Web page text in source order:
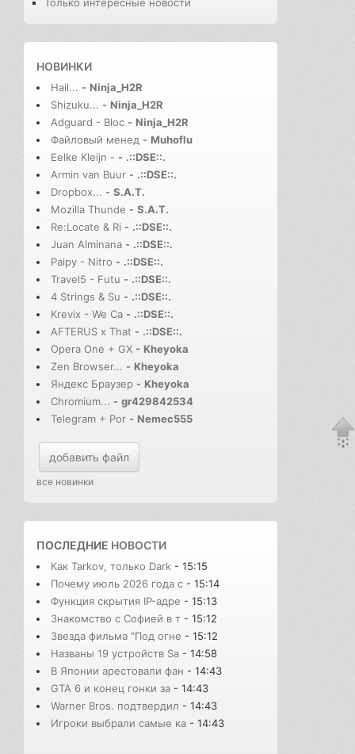
Только интересные новости
НОВИНКИ
Hail... - Ninja_H2R
Shizuku... - Ninja_H2R
Adguard - Bloc - Ninja_H2R
Файловый менед - Muhoflu
Eelke Kleijn - - .::DSE::.
Armin van Buur - .::DSE::.
Dropbox... - S.A.T.
Mozilla Thunde - S.A.T.
Re:Locate & Ri - .::DSE::.
Juan Alminana - .::DSE::.
Paipy - Nitro - .::DSE::.
Travel5 - Futu - .::DSE::.
4 Strings & Su - .::DSE::.
Krevix - We Ca - .::DSE::.
AFTERUS x That - .::DSE::.
Opera One + GX - Kheyoka
Zen Browser... - Kheyoka
Яндекс Браузер - Kheyoka
Chromium... - gr429842534
Telegram + Por - Nemec555
добавить файл
все новинки
ПОСЛЕДНИЕ НОВОСТИ
Как Tarkov, только Dark - 15:15
Почему июль 2026 года с - 15:14
Функция скрытия IP-адре - 15:13
Знакомство с Софией в т - 15:12
Звезда фильма "Под огне - 15:12
Названы 19 устройств Sa - 14:58
В Японии арестовали фан - 14:43
GTA 6 и конец гонки за - 14:43
Warner Bros. подтвердил - 14:43
Игроки выбрали самые ка - 14:43